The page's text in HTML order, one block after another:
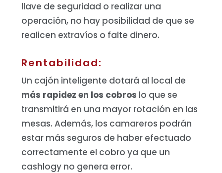
llave de seguridad o realizar una
operación, no hay posibilidad de que se
realicen extravíos o falte dinero.
Rentabilidad:
Un cajón inteligente dotará al local de
más rapidez en los cobros lo que se
transmitirá en una mayor rotación en las
mesas. Además, los camareros podrán
estar más seguros de haber efectuado
correctamente el cobro ya que un
cashlogy no genera error.